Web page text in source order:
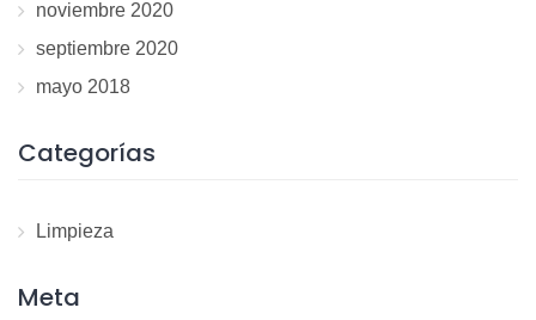
noviembre 2020
septiembre 2020
mayo 2018
Categorías
Limpieza
Meta